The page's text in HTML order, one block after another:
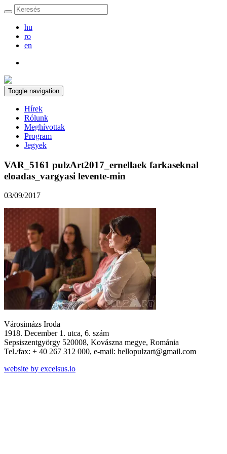
hu
ro
en
Toggle navigation
Hírek
Rólunk
Meghívottak
Program
Jegyek
VAR_5161 pulzArt2017_ernellaek farkaseknal
eloadas_vargyasi levente-min
03/09/2017
Városimázs Iroda
1918. December 1. utca, 6. szám
Sepsiszentgyörgy 520008, Kovászna megye, Románia
Tel./fax: + 40 267 312 000, e-mail: hellopulzart@gmail.com
website by excelsus.io